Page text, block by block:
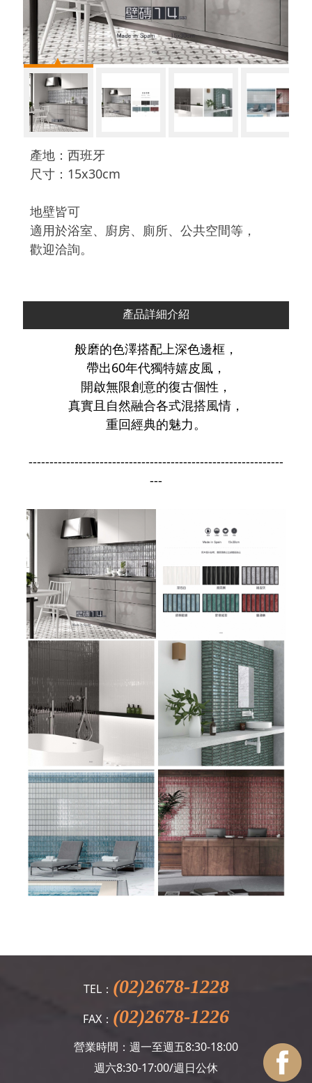
產地：西班牙
尺寸：15x30cm
地壁皆可
適用於浴室、廚房、廁所、公共空間等，
歡迎洽詢。
產品詳細介紹
般磨的色澤搭配上深色邊框，
帶出60年代獨特嬉皮風，
開啟無限創意的復古個性，
真實且自然融合各式混搭風情，
重回經典的魅力。
-------------------------------------------------------------
---
TEL： (02)2678-1228
FAX： (02)2678-1226
營業時間：週一至週五8:30-18:00
週六8:30-17:00/週日公休